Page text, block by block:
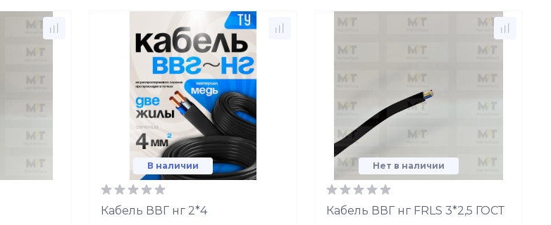
В наличии
Кабель ВВГ нг 2*4
Нет в наличии
Кабель ВВГ нг FRLS 3*2,5 ГОСТ